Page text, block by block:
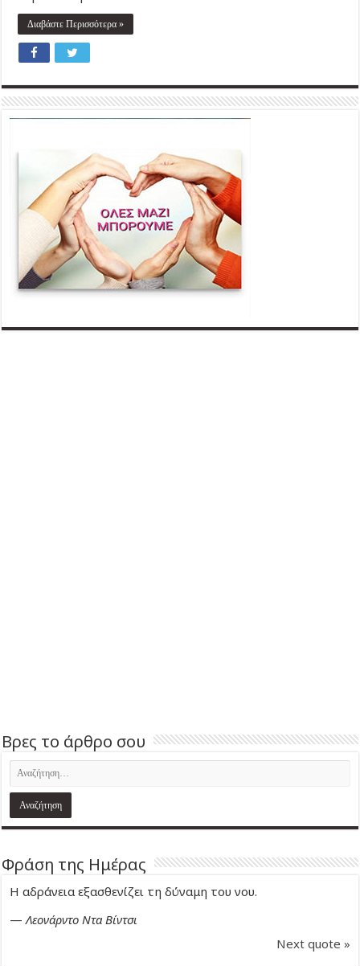
Διαβάστε Περισσότερα »
Βρες το άρθρο σου
Φράση της Ημέρας
Η αδράνεια εξασθενίζει τη δύναμη του νου.
—Λεονάρντο Ντα Βίντσι
Next quote »